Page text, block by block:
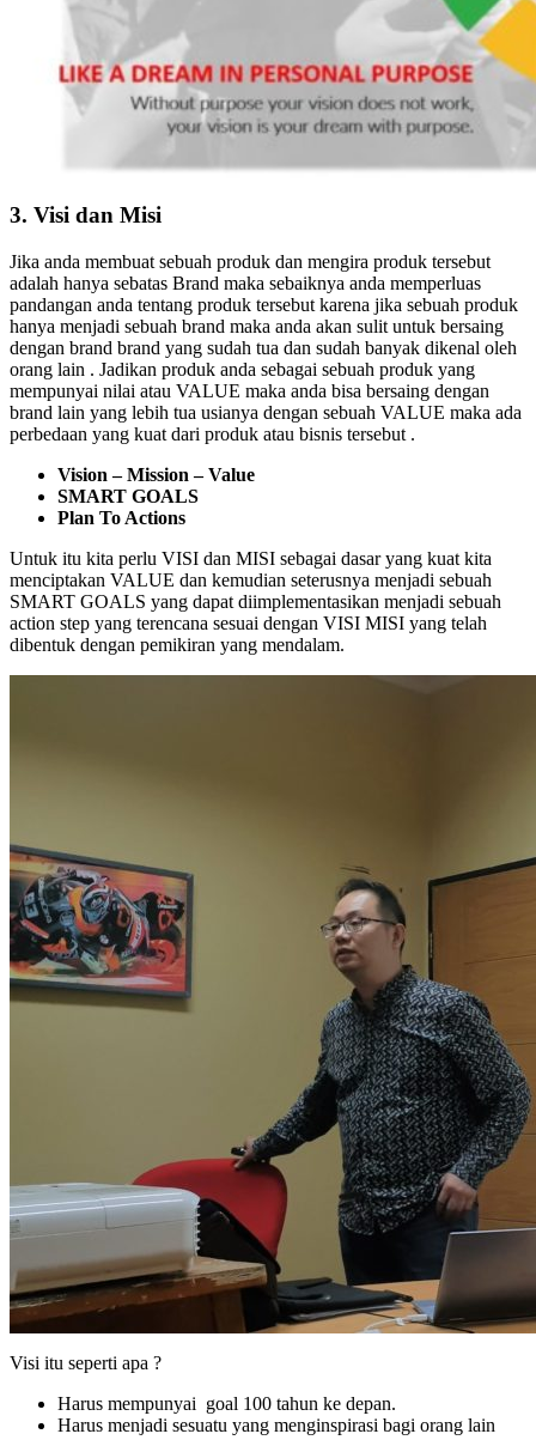
3. Visi dan Misi
Jika anda membuat sebuah produk dan mengira produk tersebut
adalah hanya sebatas Brand maka sebaiknya anda memperluas
pandangan anda tentang produk tersebut karena jika sebuah produk
hanya menjadi sebuah brand maka anda akan sulit untuk bersaing
dengan brand brand yang sudah tua dan sudah banyak dikenal oleh
orang lain . Jadikan produk anda sebagai sebuah produk yang
mempunyai nilai atau VALUE maka anda bisa bersaing dengan
brand lain yang lebih tua usianya dengan sebuah VALUE maka ada
perbedaan yang kuat dari produk atau bisnis tersebut .
Vision – Mission – Value
SMART GOALS
Plan To Actions
Untuk itu kita perlu VISI dan MISI sebagai dasar yang kuat kita
menciptakan VALUE dan kemudian seterusnya menjadi sebuah
SMART GOALS yang dapat diimplementasikan menjadi sebuah
action step yang terencana sesuai dengan VISI MISI yang telah
dibentuk dengan pemikiran yang mendalam.
Visi itu seperti apa ?
Harus mempunyai goal 100 tahun ke depan.
Harus menjadi sesuatu yang menginspirasi bagi orang lain